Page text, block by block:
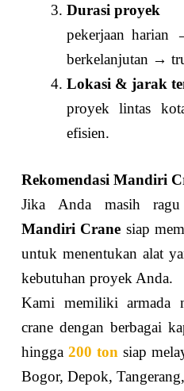
Durasi proyek
pekerjaan harian
berkelanjutan →
Lokasi & jarak
proyek lintas
efisien.
Rekomendasi Mandiri
Jika Anda masih
Mandiri Crane siap
untuk menentukan alat
kebutuhan proyek Anda.
Kami memiliki armada
crane dengan berbagai
hingga 200 ton siap
Bogor, Depok,